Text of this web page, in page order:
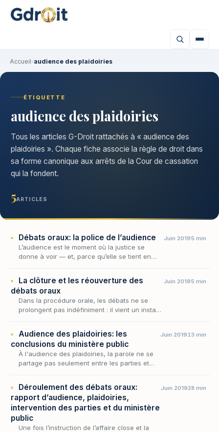
Accueil›audience des plaidoiries
ÉTIQUETTE
audience des plaidoiries
Tous les articles G-Droit rattachés à « audience des
plaidoiries ». Chaque fiche associe la règle de droit dans
sa forme canonique aux arrêts de la Cour de cassation
qui la fondent.
5ARTICLES
Débats oraux: la police de l’audience
L’audience est le moment où la justice se
donne à voir — et, parce qu’elle se tient en
si nul…
Juin 20195 min
La clôture et les réouverture des
débats oraux
Dans la procédure orale, les débats ne se
prolongent pas indéfiniment : il vient un instant
plaidoi…
Juin 20195 min
Audience des plaidoiries: les
conclusions du ministère public
À l'audience des plaidoiries, la parole ne se
partage pas seulement entre les parties et
dont…
Juin 201913 min
Déroulement des débats oraux:
rapport d’audience, plaidoiries,
intervention des parties et du ministère
public
Une fois l’instruction de l’affaire close et la
Juin 201928 min